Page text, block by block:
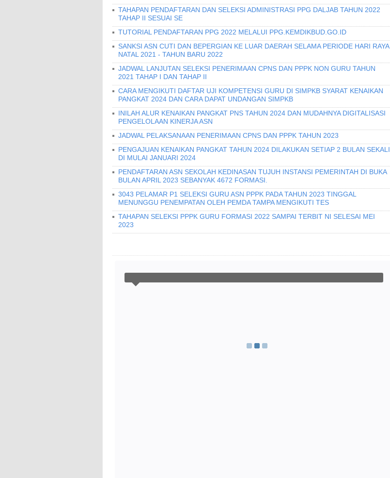
TAHAPAN PENDAFTARAN DAN SELEKSI ADMINISTRASI PPG DALJAB TAHUN 2022
TAHAP II SESUAI SE
TUTORIAL PENDAFTARAN PPG 2022 MELALUI PPG.KEMDIKBUD.GO.ID
SANKSI ASN CUTI DAN BEPERGIAN KE LUAR DAERAH SELAMA PERIODE HARI RAYA
NATAL 2021 - TAHUN BARU 2022
JADWAL LANJUTAN SELEKSI PENERIMAAN CPNS DAN PPPK NON GURU TAHUN
2021 TAHAP I DAN TAHAP II
CARA MENGIKUTI DAFTAR UJI KOMPETENSI GURU DI SIMPKB SYARAT KENAIKAN
PANGKAT 2024 DAN CARA DAPAT UNDANGAN SIMPKB
INILAH ALUR KENAIKAN PANGKAT PNS TAHUN 2024 DAN MUDAHNYA DIGITALISASI
PENGELOLAAN KINERJA ASN
JADWAL PELAKSANAAN PENERIMAAN CPNS DAN PPPK TAHUN 2023
PENGAJUAN KENAIKAN PANGKAT TAHUN 2024 DILAKUKAN SETIAP 2 BULAN SEKALI
DI MULAI JANUARI 2024
PENDAFTARAN ASN SEKOLAH KEDINASAN TUJUH INSTANSI PEMERINTAH DI BUKA
BULAN APRIL 2023 SEBANYAK 4672 FORMASI.
3043 PELAMAR P1 SELEKSI GURU ASN PPPK PADA TAHUN 2023 TINGGAL
MENUNGGU PENEMPATAN OLEH PEMDA TAMPA MENGIKUTI TES
TAHAPAN SELEKSI PPPK GURU FORMASI 2022 SAMPAI TERBIT NI SELESAI MEI
2023